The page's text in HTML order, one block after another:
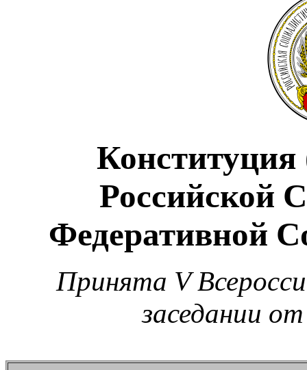
Российской
Федеративной
Принята V
заседании